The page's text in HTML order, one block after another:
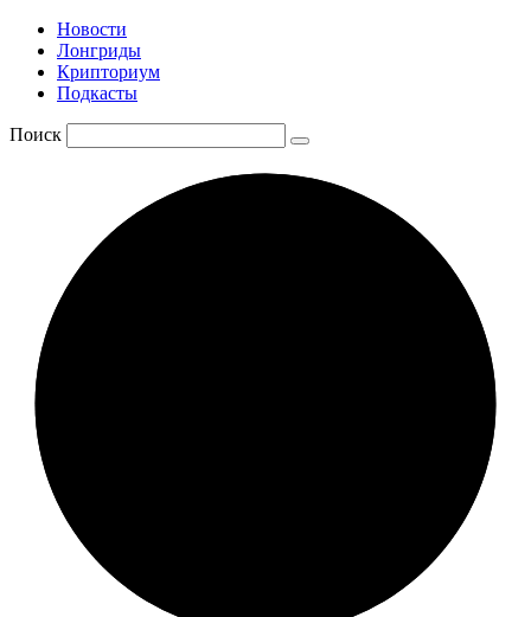
Новости
Лонгриды
Крипториум
Подкасты
Поиск